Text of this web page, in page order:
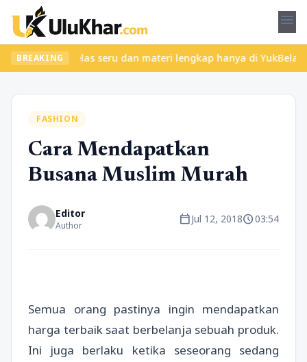
menu
BREAKINGkelas seru dan materi lengkap hanya di
FASHION
Cara Mendapatkan
Busana Muslim Murah
Editor
Author calendar_todayJul 12, 2018schedule03:54
Semua orang pastinya ingin mendapatkan
harga terbaik saat berbelanja sebuah produk.
Ini juga berlaku ketika seseorang sedang